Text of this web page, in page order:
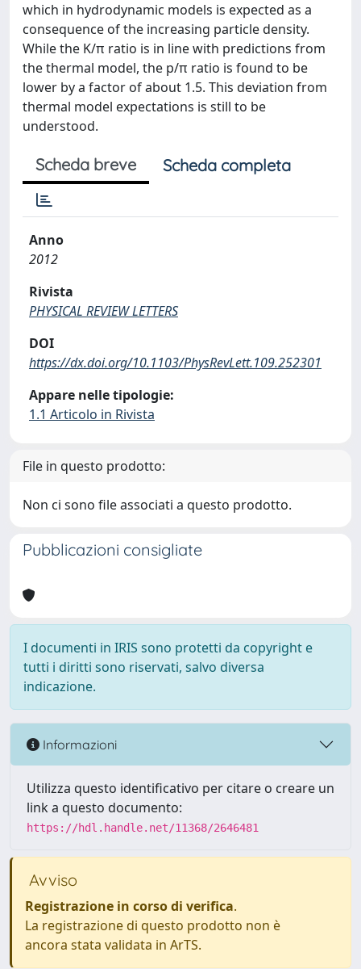
which in hydrodynamic models is expected as a
consequence of the increasing particle density.
While the K/π ratio is in line with predictions from
the thermal model, the p/π ratio is found to be
lower by a factor of about 1.5. This deviation from
thermal model expectations is still to be
understood.
Scheda breve Scheda completa
Anno
2012
Rivista
PHYSICAL REVIEW LETTERS
DOI
https://dx.doi.org/10.1103/PhysRevLett.109.252301
Appare nelle tipologie:
1.1 Articolo in Rivista
File in questo prodotto:
Non ci sono file associati a questo prodotto.
Pubblicazioni consigliate
I documenti in IRIS sono protetti da copyright e
tutti i diritti sono riservati, salvo diversa
indicazione.
Informazioni
Utilizza questo identificativo per citare o creare un
link a questo documento:
https://hdl.handle.net/11368/2646481
Avviso
Registrazione in corso di verifica.
La registrazione di questo prodotto non è
ancora stata validata in ArTS.